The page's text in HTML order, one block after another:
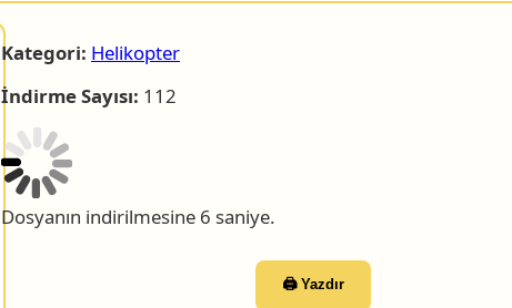
Kategori: Helikopter
İndirme Sayısı: 112
Dosyanın indirilmesine 5 saniye.